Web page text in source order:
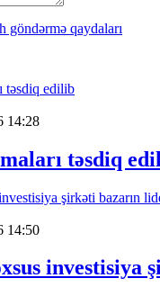
göndərmə qaydaları
14:28
təsdiq
14:50
investisiya